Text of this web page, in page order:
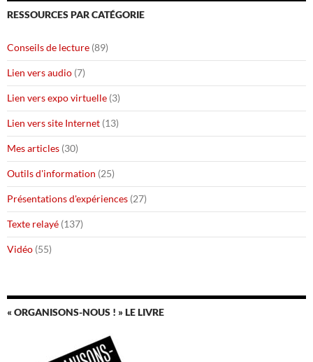
RESSOURCES PAR CATÉGORIE
Conseils de lecture (89)
Lien vers audio (7)
Lien vers expo virtuelle (3)
Lien vers site Internet (13)
Mes articles (30)
Outils d'information (25)
Présentations d'expériences (27)
Texte relayé (137)
Vidéo (55)
« ORGANISONS-NOUS ! » LE LIVRE